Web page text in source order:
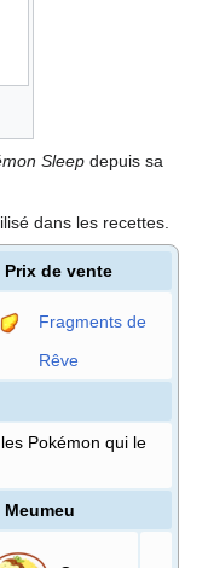
Sleep depuis sa
dans les recettes.
Prix de vente
Fragments de
Rêve
Pokémon qui le